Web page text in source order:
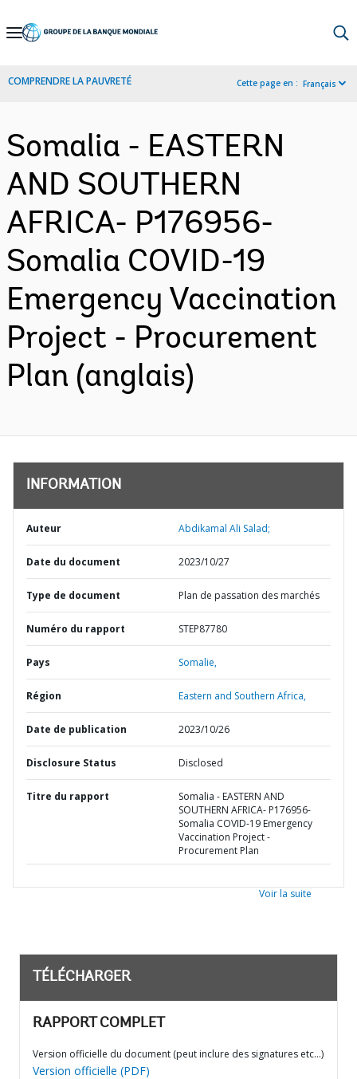
Skip
Navigation
COMPRENDRE LA PAUVRETÉ Cette page en : Français
Somalia - EASTERN
AND SOUTHERN
AFRICA- P176956-
Somalia COVID-19
Emergency Vaccination
Project - Procurement
Plan (anglais)
INFORMATION
Auteur Abdikamal Ali Salad;
Date du document 2023/10/27
Type de document Plan de passation des marchés
Numéro du rapport STEP87780
Pays Somalie,
Région Eastern and Southern Africa,
Date de publication 2023/10/26
Disclosure Status Disclosed
Titre du rapport
Somalia - EASTERN AND
SOUTHERN AFRICA- P176956-
Somalia COVID-19 Emergency
Vaccination Project -
Procurement Plan
Voir la suite
TÉLÉCHARGER
RAPPORT COMPLET
Version officielle du document (peut inclure des signatures etc…)
Version officielle (PDF)